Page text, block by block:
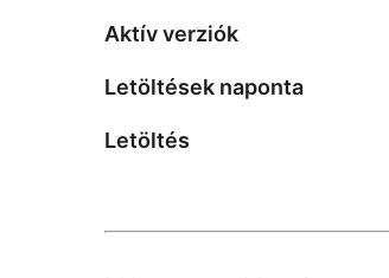
Aktív verziók
Letöltések naponta
Letöltés